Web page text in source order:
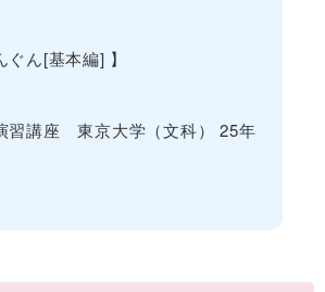
ぐん[基本編] 】
習講座 東京大学（文科） 25年